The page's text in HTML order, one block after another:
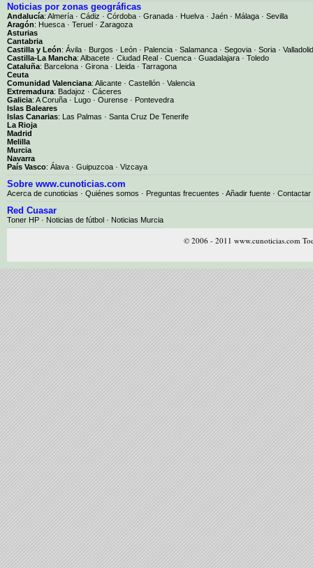
Noticias por zonas geográficas
Andalucía: Almería · Cádiz · Córdoba · Granada · Huelva · Jaén · Málaga · Sevilla
Aragón: Huesca · Teruel · Zaragoza
Asturias
Cantabria
Castilla y León: Ávila · Burgos · León · Palencia · Salamanca · Segovia · Soria · Valladolid
Castilla-La Mancha: Albacete · Ciudad Real · Cuenca · Guadalajara · Toledo
Cataluña: Barcelona · Girona · Lleida · Tarragona
Ceuta
Comunidad Valenciana: Alicante · Castellón · Valencia
Extremadura: Badajoz · Cáceres
Galicia: A Coruña · Lugo · Ourense · Pontevedra
Islas Baleares
Islas Canarias: Las Palmas · Santa Cruz De Tenerife
La Rioja
Madrid
Melilla
Murcia
Navarra
País Vasco: Álava · Guipuzcoa · Vizcaya
Sobre www.cunoticias.com
Acerca de cunoticias · Quiénes somos · Preguntas frecuentes · Añadir fuente · Contactar
Red Cuasar
Toner HP · Noticias de fútbol · Noticias Murcia
© 2006 - 2011 www.cunoticias.com